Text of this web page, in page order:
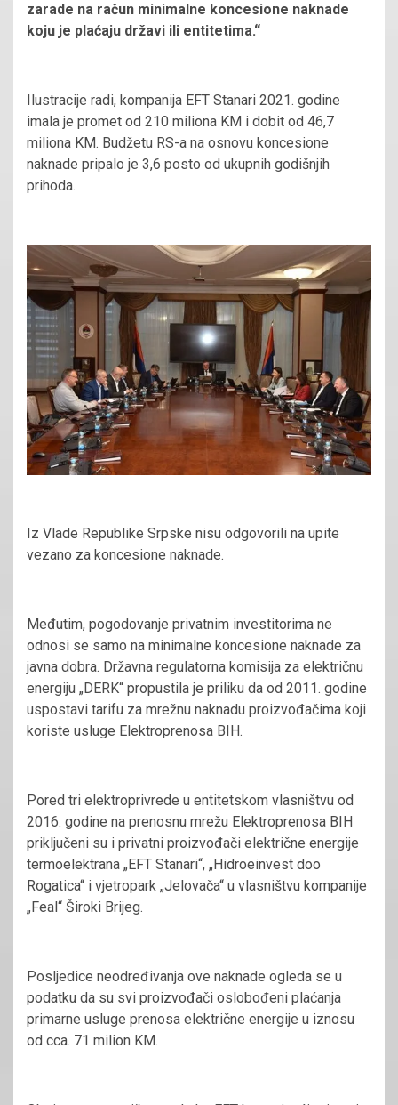
zarade na račun minimalne koncesione naknade
koju je plaćaju državi ili entitetima.“
Ilustracije radi, kompanija EFT Stanari 2021. godine
imala je promet od 210 miliona KM i dobit od 46,7
miliona KM. Budžetu RS-a na osnovu koncesione
naknade pripalo je 3,6 posto od ukupnih godišnjih
prihoda.
Iz Vlade Republike Srpske nisu odgovorili na upite
vezano za koncesione naknade.
Međutim, pogodovanje privatnim investitorima ne
odnosi se samo na minimalne koncesione naknade za
javna dobra. Državna regulatorna komisija za električnu
energiju „DERK“ propustila je priliku da od 2011. godine
uspostavi tarifu za mrežnu naknadu proizvođačima koji
koriste usluge Elektroprenosa BIH.
Pored tri elektroprivrede u entitetskom vlasništvu od
2016. godine na prenosnu mrežu Elektroprenosa BIH
priključeni su i privatni proizvođači električne energije
termoelektrana „EFT Stanari“, „Hidroeinvest doo
Rogatica“ i vjetropark „Jelovača“ u vlasništvu kompanije
„Feal“ Široki Brijeg.
Posljedice neodređivanja ove naknade ogleda se u
podatku da su svi proizvođači oslobođeni plaćanja
primarne usluge prenosa električne energije u iznosu
od cca. 71 milion KM.